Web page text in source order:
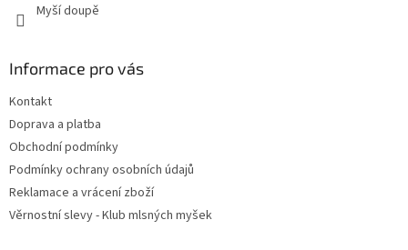
Myší doupě
Informace pro vás
Kontakt
Doprava a platba
Obchodní podmínky
Podmínky ochrany osobních údajů
Reklamace a vrácení zboží
Věrnostní slevy - Klub mlsných myšek